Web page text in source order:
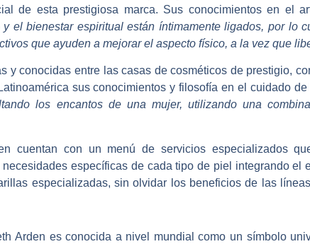
de esta prestigiosa marca. Sus conocimientos en el
y el bienestar espiritual están íntimamente ligados, por lo
que ayuden a mejorar el aspecto físico, a la vez que
y conocidas entre las casas de cosméticos de prestigio,
sus conocimientos y filosofía en el cuidado de
los encantos de una mujer, utilizando una
cuentan con un menú de servicios especializados
específicas de cada tipo de piel integrando el
especializadas, sin olvidar los beneficios de las
Arden es conocida a nivel mundial como un símbolo